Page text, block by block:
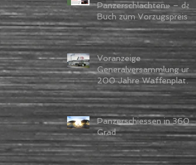
Panzerschlachten» – das
Buch zum Vorzugspreis
für Mitglieder
Voranzeige
Generalversammlung und
200 Jahre Waffenplatz
Thun
Panzerschiessen in 360
Grad